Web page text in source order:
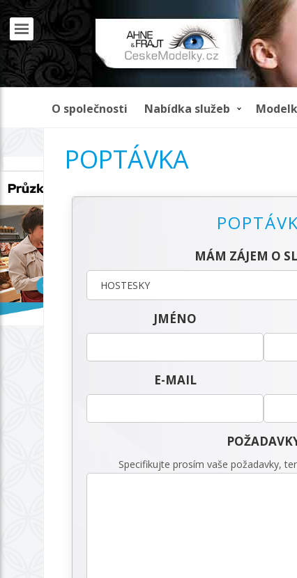
O společnosti Nabídka služeb
REKLAMA
POPTÁVKA
MÁM ZÁJEM O
JMÉNO
E-MAIL
Specifikujte prosím vaše požadavky,